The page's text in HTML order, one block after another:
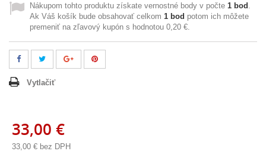
Nákupom tohto produktu získate vernostné body v počte 1 bod .
Ak Váš košík bude obsahovať celkom 1 bod potom ich môžete
premeniť na zľavový kupón s hodnotou 0,20 €.
Vytlačiť
33,00 €
33,00 € bez DPH